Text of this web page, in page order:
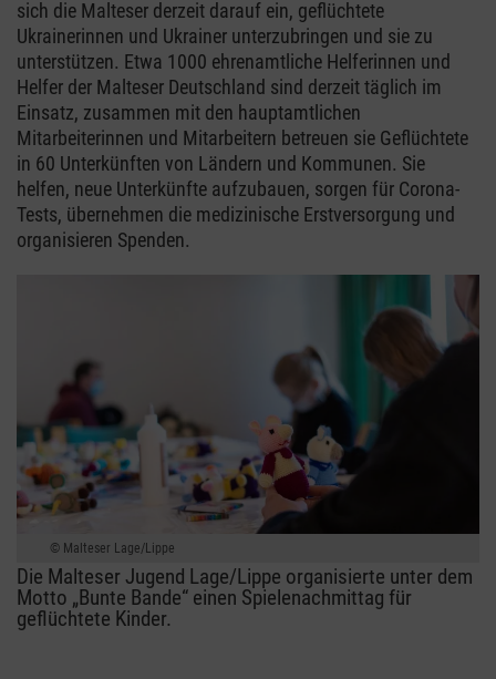
sich die Malteser derzeit darauf ein, geflüchtete
Ukrainerinnen und Ukrainer unterzubringen und sie zu
unterstützen. Etwa 1000 ehrenamtliche Helferinnen und
Helfer der Malteser Deutschland sind derzeit täglich im
Einsatz, zusammen mit den hauptamtlichen
Mitarbeiterinnen und Mitarbeitern betreuen sie Geflüchtete
in 60 Unterkünften von Ländern und Kommunen. Sie
helfen, neue Unterkünfte aufzubauen, sorgen für Corona-
Tests, übernehmen die medizinische Erstversorgung und
organisieren Spenden.
Malteser Lage/Lippe
Die Malteser Jugend Lage/Lippe organisierte unter dem
Motto „Bunte Bande“ einen Spielenachmittag für
geflüchtete Kinder.